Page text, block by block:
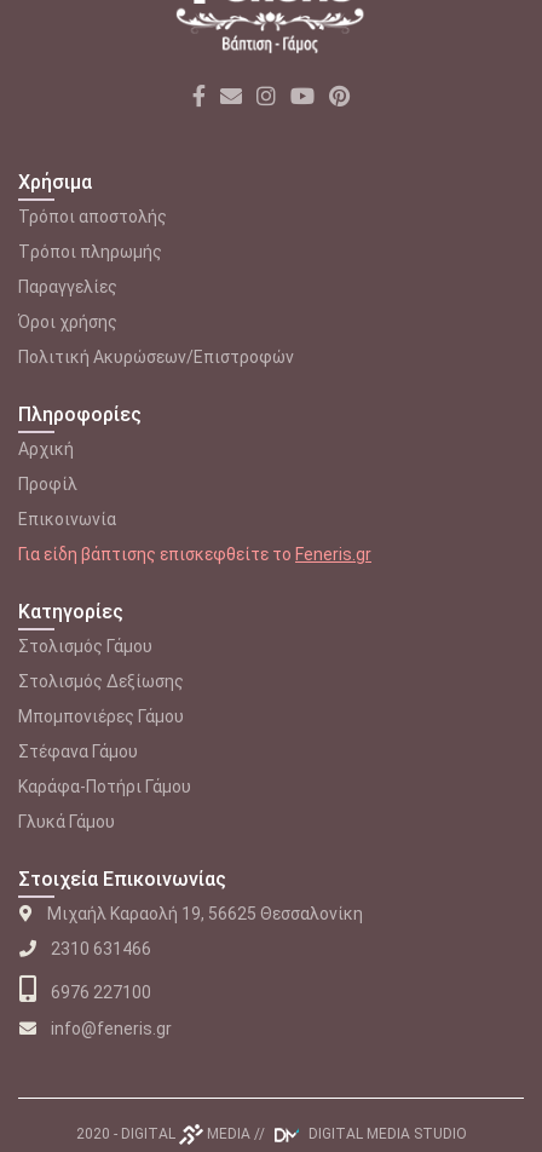
Χρήσιμα
Τρόποι αποστολής
Tρόποι πληρωμής
Παραγγελίες
Όροι χρήσης
Πολιτική Ακυρώσεων/Επιστροφών
Πληροφορίες
Αρχική
Προφίλ
Επικοινωνία
Για είδη βάπτισης επισκεφθείτε το Feneris.gr
Κατηγορίες
Στολισμός Γάμου
Στολισμός Δεξίωσης
Μπομπονιέρες Γάμου
Στέφανα Γάμου
Καράφα-Ποτήρι Γάμου
Γλυκά Γάμου
Στοιχεία Επικοινωνίας
Μιχαήλ Καραολή 19, 56625 Θεσσαλονίκη
2310 631466
6976 227100
info@feneris.gr
2020 - DIGITAL MEDIA // DIGITAL MEDIA STUDIO